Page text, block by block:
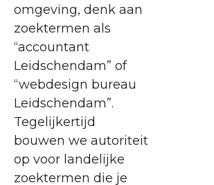
omgeving, denk aan
zoektermen als
“accountant
Leidschendam” of
“webdesign bureau
Leidschendam”.
Tegelijkertijd
bouwen we autoriteit
op voor landelijke
zoektermen die je